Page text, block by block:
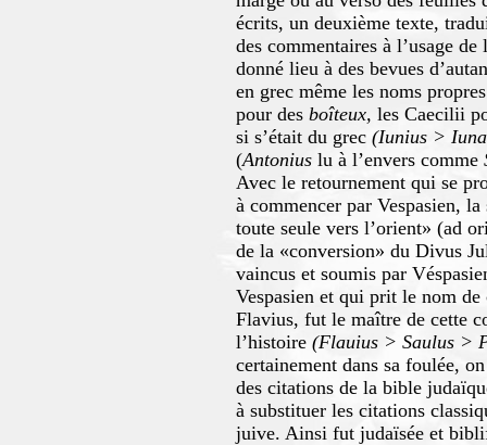
écrits, un deuxième texte,
des commentaires à l’usage
donné lieu à des bevues
en grec même les noms
pour des boîteux, les Caecilii
si s’était du grec (Iunius >
(Antonius lu à l’envers comme
Avec le retournement qui se
à commencer par Vespasien,
toute seule vers l’orient» (ad
de la «conversion» du Divus
vaincus et soumis par
Vespasien et qui prit le nom
Flavius, fut le maître de cette
l’histoire (Flauius > Saulus >
certainement dans sa foulée,
des citations de la bible
à substituer les citations
juive. Ainsi fut judaïsée et